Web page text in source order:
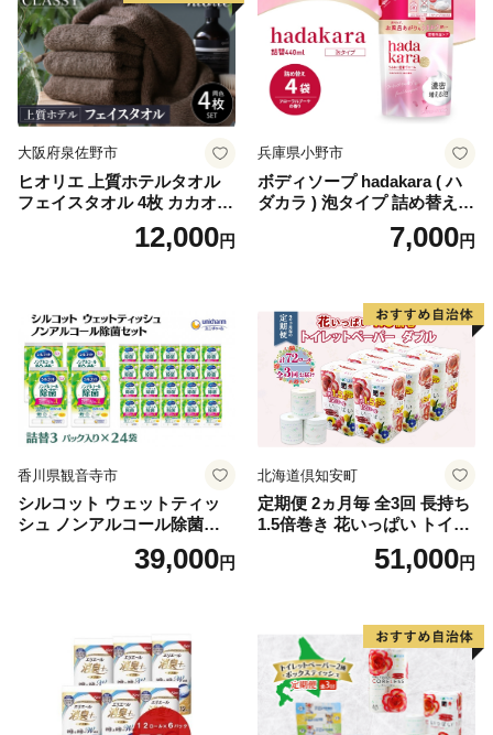
生活用品 無香料 トイレット
ペーパー ダブル といれっと
ぺーぱー トイレ クレシア ト
イレットペーパー [BDBH002
-1]
大阪府泉佐野市
ヒオリエ 上質ホテルタオル
フェイスタオル 4枚 カカオ
【タオル 泉州タオル 吸水 普
段使い 無地 シンプル 日用品
12,000円
兵庫県小野市
ボディソープ hadakara ( ハ
ダカラ ) 泡タイプ 詰め替え 4
40ml×4袋 ボディーソープ 泡
ボディソープ 泡 日用品 消耗
泡石鹸 石鹸 兵庫 兵庫県 小野
7,000円
香川県観音寺市
シルコット ウェットティッ
シュ ノンアルコール除菌詰
替（43枚×3P）×24袋 日用品
おもちゃ 拭き取り 手拭き 外
39,000円
北海道倶知安町
定期便 2ヵ月毎 全3回 長持ち
1.5倍巻き 花いっぱい トイレ
ットペーパー ダブル 45ｍ 計
72ロール 全18種 花柄 プリン
ー 消耗品 備蓄 送料無料 北海
道 倶知安町 日用品
51,000円